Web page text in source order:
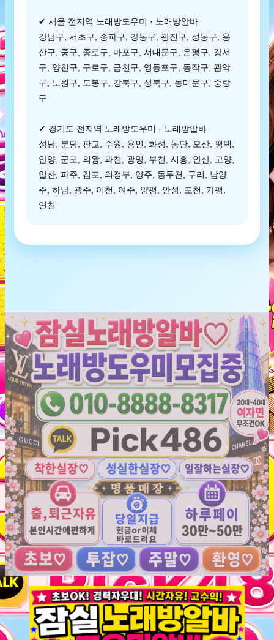
✔ 서울 전지역 노래방도우미 · 노래방알바
강남구, 서초구, 송파구, 강동구, 광진구, 성동구, 용
산구, 중구, 종로구, 마포구, 서대문구, 은평구, 강서
구, 양천구, 구로구, 금천구, 영등포구, 동작구, 관악
구, 노원구, 도봉구, 강북구, 성북구, 동대문구, 중랑
구
✔ 경기도 전지역 노래방도우미 · 노래방알바
성남, 분당, 판교, 수원, 용인, 화성, 동탄, 오산, 평택,
안양, 군포, 의왕, 과천, 광명, 부천, 시흥, 안산, 고양,
일산, 파주, 김포, 의정부, 양주, 동두천, 구리, 남양
주, 하남, 광주, 이천, 여주, 양평, 안성, 포천, 가평,
연천